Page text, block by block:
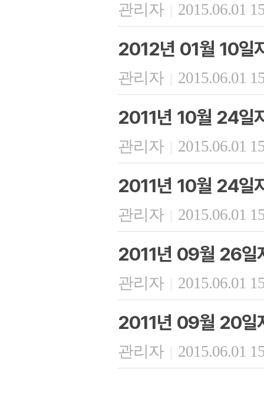
관리자 | 2015.06.01
2012년 01월 10일
관리자 | 2015.06.01
2011년 10월 24일
관리자 | 2015.06.01
2011년 10월 24일
관리자 | 2015.06.01
2011년 09월 26일
관리자 | 2015.06.01
2011년 09월 20일
관리자 | 2015.06.01